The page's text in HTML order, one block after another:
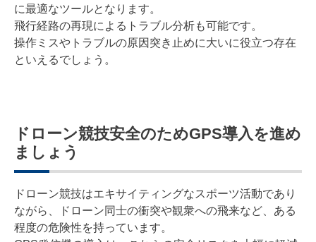
に最適なツールとなります。
飛行経路の再現によるトラブル分析も可能です。
操作ミスやトラブルの原因突き止めに大いに役立つ存在
といえるでしょう。
ドローン競技安全のためGPS導入を進め
ましょう
ドローン競技はエキサイティングなスポーツ活動であり
ながら、ドローン同士の衝突や観衆への飛来など、ある
程度の危険性を持っています。